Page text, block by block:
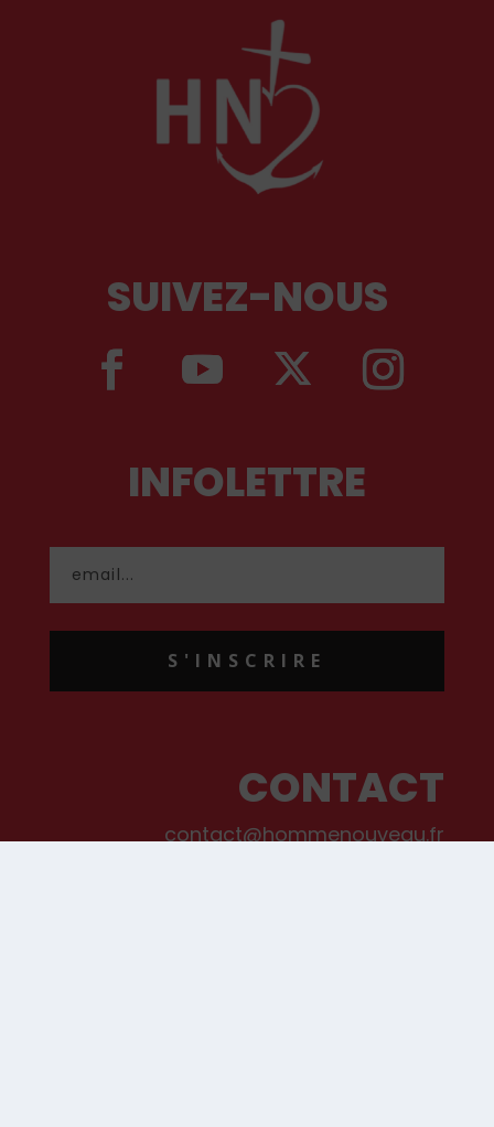
SUIVEZ-NOUS
INFOLETTRE
S'INSCRIRE
CONTACT
contact@hommenouveau.fr